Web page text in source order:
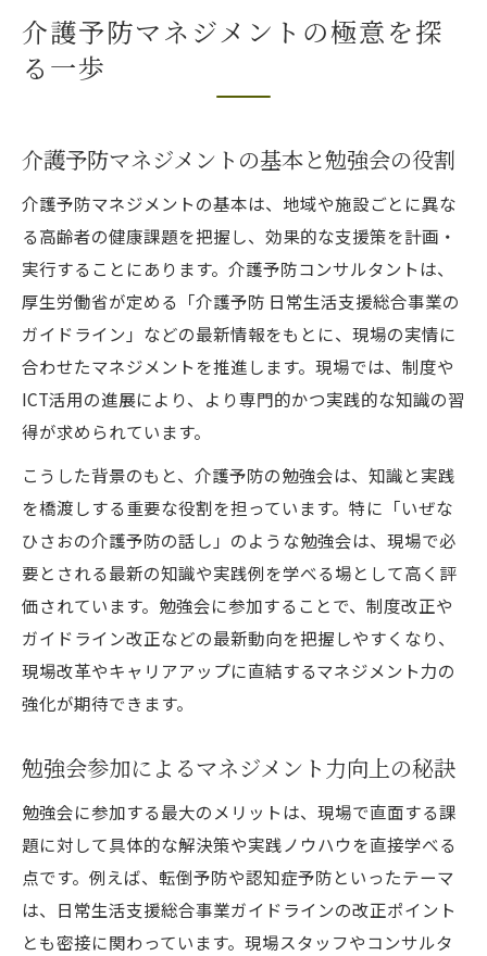
介護予防マネジメントの極意を探
る一歩
介護予防マネジメントの基本と勉強会の役割
介護予防マネジメントの基本は、地域や施設ごとに異な
る高齢者の健康課題を把握し、効果的な支援策を計画・
実行することにあります。介護予防コンサルタントは、
厚生労働省が定める「介護予防 日常生活支援総合事業の
ガイドライン」などの最新情報をもとに、現場の実情に
合わせたマネジメントを推進します。現場では、制度や
ICT活用の進展により、より専門的かつ実践的な知識の習
得が求められています。
こうした背景のもと、介護予防の勉強会は、知識と実践
を橋渡しする重要な役割を担っています。特に「いぜな
ひさおの介護予防の話し」のような勉強会は、現場で必
要とされる最新の知識や実践例を学べる場として高く評
価されています。勉強会に参加することで、制度改正や
ガイドライン改正などの最新動向を把握しやすくなり、
現場改革やキャリアアップに直結するマネジメント力の
強化が期待できます。
勉強会参加によるマネジメント力向上の秘訣
勉強会に参加する最大のメリットは、現場で直面する課
題に対して具体的な解決策や実践ノウハウを直接学べる
点です。例えば、転倒予防や認知症予防といったテーマ
は、日常生活支援総合事業ガイドラインの改正ポイント
とも密接に関わっています。現場スタッフやコンサルタ